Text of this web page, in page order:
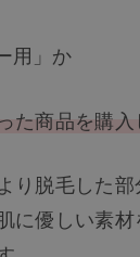
用」か
た商品を購入
り脱毛した
に優しい素